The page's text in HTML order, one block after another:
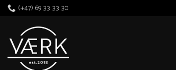
Skip
content
(+47) 69 33 33 30